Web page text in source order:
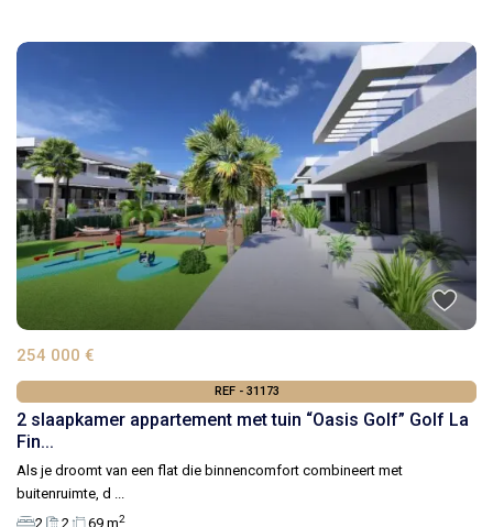
254 000 €
REF - 31173
2 slaapkamer appartement met tuin “Oasis Golf” Golf La
Fin...
Als je droomt van een flat die binnencomfort combineert met
buitenruimte, d
2
2 69 m2